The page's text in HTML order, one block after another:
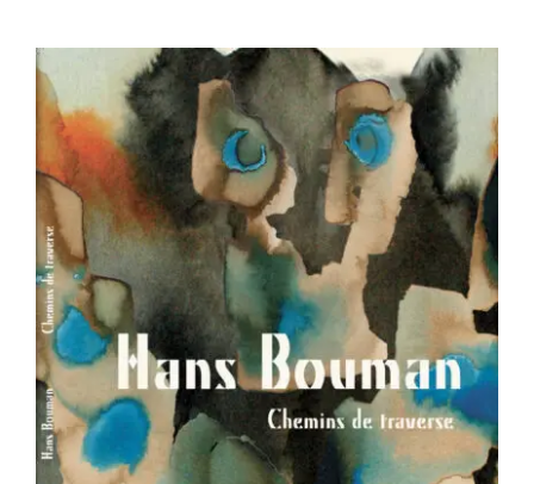
Hans Bouman – Chemins de traverse